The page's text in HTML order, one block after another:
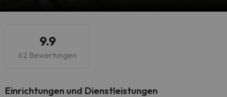
9.9
62 Bewertungen
​Einrichtungen und Dienstleistungen